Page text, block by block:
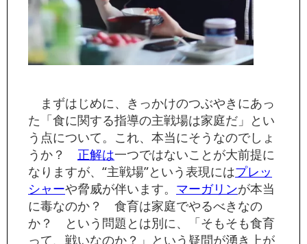
まずはじめに、きっかけのつぶやきにあっ
た「食に関する指導の主戦場は家庭だ」とい
う点について。これ、本当にそうなのでしょ
うか？ 正解は一つではないことが大前提に
なりますが、“主戦場”という表現にはプレッ
シャーや脅威が伴います。 マーガリンが本当
に毒なのか？ 食育は家庭でやるべきなの
か？ という問題とは別に、「そもそも食育
って、戦いなのか？」という疑問が湧き上が